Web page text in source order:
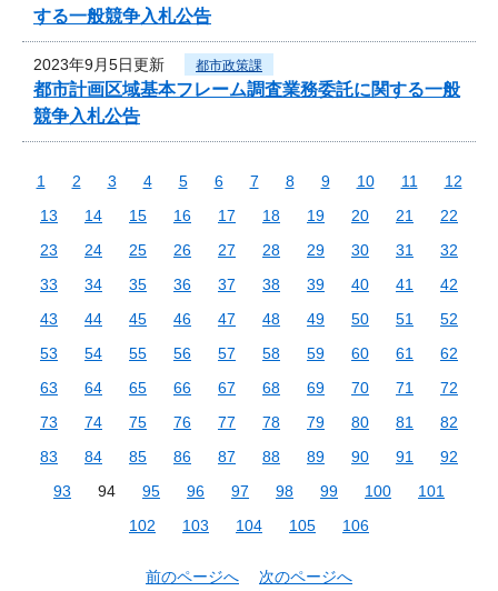
する一般競争入札公告
2023年9月5日更新 都市政策課
都市計画区域基本フレーム調査業務委託に関する一般
競争入札公告
1 2 3 4 5 6 7 8 9 10 11
12
13
14 15 16 17 18 19 20 21
22
23
24 25 26 27 28 29 30 31
32
33
34 35 36 37 38 39 40 41
42
43
44 45 46 47 48 49 50 51
52
53
54 55 56 57 58 59 60 61
62
63
64 65 66 67 68 69 70 71
72
73
74 75 76 77 78 79 80 81
82
83
84 85 86 87 88 89 90 91
92
93
94 95 96 97 98 99 100
101
102
103 104 105 106
前のページへ 次のページへ